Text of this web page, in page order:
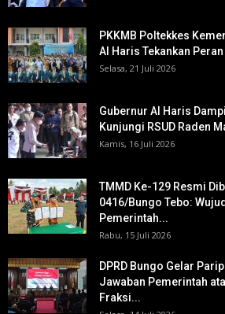
PKKMB Poltekkes
Al Haris Tekankan
Selasa, 21 Juli 2026
Gubernur Al Haris
Kunjungi RSUD Raden
Kamis, 16 Juli 2026
TMMD Ke-129 Resmi
0416/Bungo Tebo:
Pemerintah...
Rabu, 15 Juli 2026
DPRD Bungo Gelar
Jawaban Pemerintah
Fraksi...